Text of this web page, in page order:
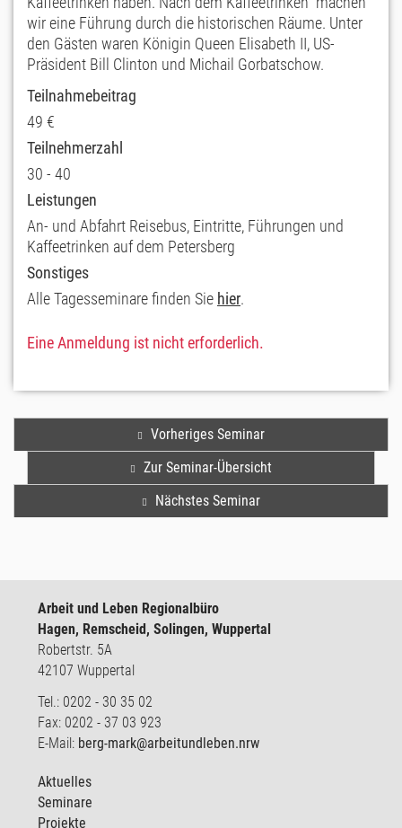
wir eine Führung durch die historischen Räume. Unter
den Gästen waren Königin Queen Elisabeth II, US-
Präsident Bill Clinton und Michail Gorbatschow.
Teilnahmebeitrag
49 €
Teilnehmerzahl
30 - 40
Leistungen
An- und Abfahrt Reisebus, Eintritte, Führungen und
Kaffeetrinken auf dem Petersberg
Sonstiges
Alle Tagesseminare finden Sie hier.
Eine Anmeldung ist nicht erforderlich.
Vorheriges Seminar
Zur Seminar-Übersicht
Nächstes Seminar
Arbeit und Leben Regionalbüro
Hagen, Remscheid, Solingen, Wuppertal
Robertstr. 5A
42107 Wuppertal
Tel.: 0202 - 30 35 02
Fax: 0202 - 37 03 923
E-Mail: berg-mark@arbeitundleben.nrw
Aktuelles
Seminare
Projekte